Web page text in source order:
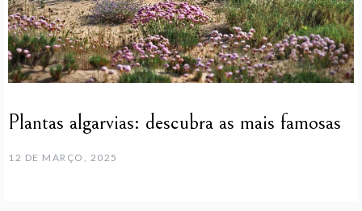
Plantas algarvias: descubra as mais famosas
12 DE MARÇO, 2025